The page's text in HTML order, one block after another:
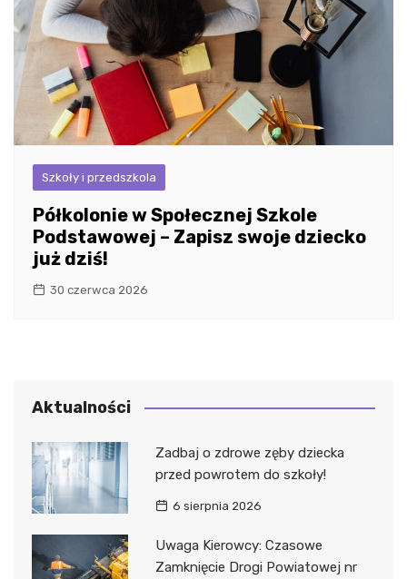
Szkoły i przedszkola
Półkolonie w Społecznej Szkole
Podstawowej – Zapisz swoje dziecko
już dziś!
30 czerwca 2026
Aktualności
Zadbaj o zdrowe zęby dziecka
przed powrotem do szkoły!
6 sierpnia 2026
Uwaga Kierowcy: Czasowe
Zamknięcie Drogi Powiatowej nr